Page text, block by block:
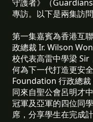
守護者》（
專訪。以下是兩集訪
第一集嘉賓為香港互
政總裁 Ir. Wilson
校代表高雷中學梁 Sir
何為下一代打造更安
Foundation 行政總裁
同來自聖公會呂明才
冠軍及亞軍的四位同
席，分享學生在完成